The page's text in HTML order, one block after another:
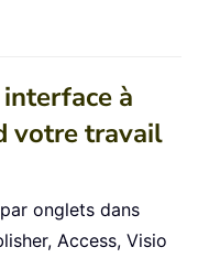
à
votre travail
onglets dans
Access, Visio